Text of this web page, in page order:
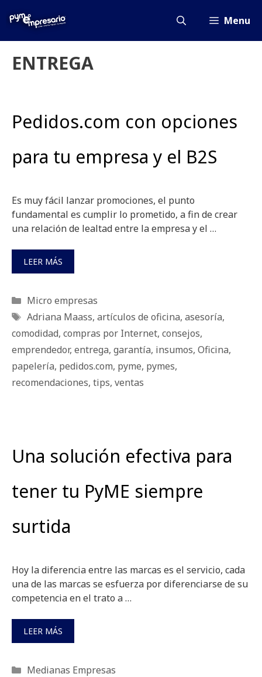
Menu
ENTREGA
Pedidos.com con opciones
para tu empresa y el B2S
Es muy fácil lanzar promociones, el punto
fundamental es cumplir lo prometido, a fin de crear
una relación de lealtad entre la empresa y el …
LEER MÁS
Categorías
Micro empresas
Etiquetas
Adriana Maass, artículos de oficina, asesoría,
comodidad, compras por Internet, consejos,
emprendedor, entrega, garantía, insumos, Oficina,
papelería, pedidos.com, pyme, pymes,
recomendaciones, tips, ventas
Una solución efectiva para
tener tu PyME siempre
surtida
Hoy la diferencia entre las marcas es el servicio, cada
una de las marcas se esfuerza por diferenciarse de su
competencia en el trato a …
LEER MÁS
Categorías
Medianas Empresas